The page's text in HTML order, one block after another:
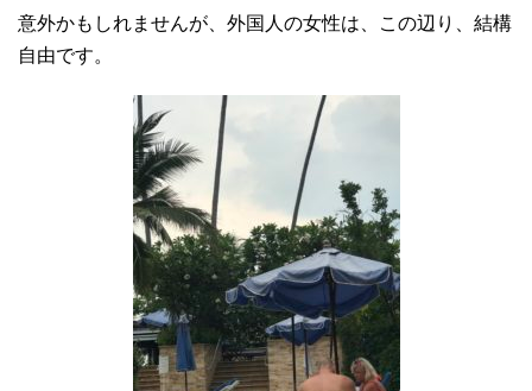
意外かもしれませんが、外国人の女性は、この辺り、結構
自由です。